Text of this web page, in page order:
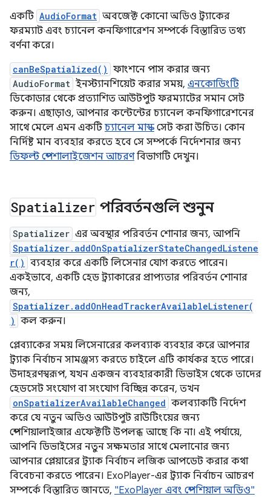
একটি AudioFormat অবজেক্ট কোনো অডিও ট্র্যাকের
ফরম্যাট এবং চ্যানেল কনফিগারেশন সম্পর্কে বিস্তারিত তথ্য
বর্ণনা করে।
canBeSpatialized() ফাংশনে পাস করার জন্য
AudioFormat ইনস্ট্যানশিয়েট করার সময়, এনকোডিংটি
ডিকোডার থেকে প্রত্যাশিত আউটপুট ফরম্যাটের সমান সেট
করুন। এছাড়াও, আপনার কন্টেন্টের চ্যানেল কনফিগারেশনের
সাথে মেলে এমন একটি চ্যানেল মাস্কসেট করা উচিত। কোন
নির্দিষ্ট মান ব্যবহার করতে হবে সে সম্পর্কে নির্দেশনার জন্য
ডিফল্ট স্পেশালাইজেশন আচরণবিভাগটি দেখুন।
Spatializer পরিবর্তনগুলি শুনুন
Spatializer এর অবস্থার পরিবর্তন শোনার জন্য, আপনি
Spatializer.addOnSpatializerStateChangedListene
r() ব্যবহার করে একটি লিসেনার যোগ করতে পারেন।
একইভাবে, একটি হেড ট্র্যাকারের প্রাপ্যতার পরিবর্তন শোনার
জন্য,
Spatializer.addOnHeadTrackerAvailableListener(
) কল করুন।
প্লেব্যাকের সময় লিসেনারের কলব্যাক ব্যবহার করে আপনার
ট্র্যাক নির্বাচন সামঞ্জস্য করতে চাইলে এটি কার্যকর হতে পারে।
উদাহরণস্বরূপ, যখন একজন ব্যবহারকারী ডিভাইস থেকে তাদের
হেডসেট সংযোগ বা সংযোগ বিচ্ছিন্ন করেন, তখন
onSpatializerAvailableChanged কলব্যাকটি নির্দেশ
করে যে নতুন অডিও আউটপুট রাউটিংয়ের জন্য
স্পেশিয়ালাইজার এফেক্টটি উপলব্ধ আছে কি না। এই পর্যায়ে,
আপনি ডিভাইসের নতুন সক্ষমতার সাথে মেলানোর জন্য
আপনার প্লেয়ারের ট্র্যাক নির্বাচন লজিক আপডেট করার কথা
বিবেচনা করতে পারেন। ExoPlayer-এর ট্র্যাক নির্বাচন আচরণ
সম্পর্কে বিস্তারিত জানতে, "ExoPlayer এবং স্পেশিয়াল অডিও"